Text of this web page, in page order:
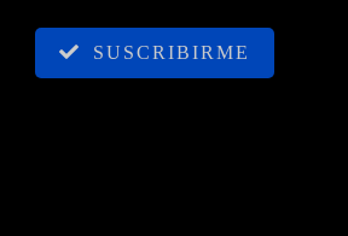
SUSCRIBIRME